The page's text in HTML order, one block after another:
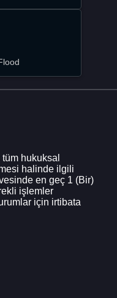
hukuksal
halinde ilgili
en geç 1 (Bir)
işlemler
için irtibata